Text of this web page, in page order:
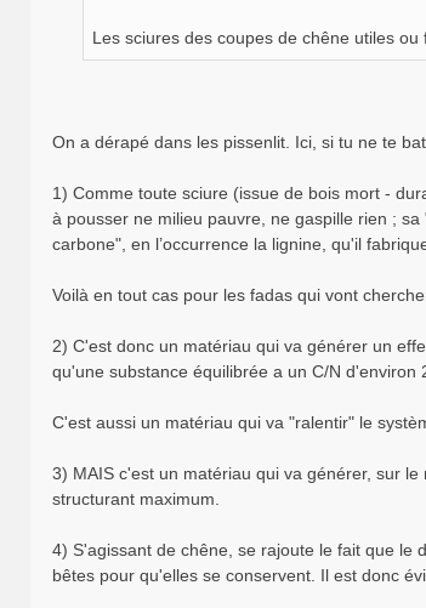
u
Les sciures des coupes de chêne utiles
On a dérapé dans les pissenlit. Ici, si tu ne te
1) Comme toute sciure (issue de bois mort -
à pousser ne milieu pauvre, ne gaspille rien ;
carbone", en l’occurrence la lignine, qu'il
Voilà en tout cas pour les fadas qui vont
2) C'est donc un matériau qui va générer un
qu'une substance équilibrée a un C/N d'environ
C'est aussi un matériau qui va "ralentir" le
3) MAIS c'est un matériau qui va générer, sur
structurant maximum.
4) S'agissant de chêne, se rajoute le fait que le
bêtes pour qu'elles se conservent. Il est donc